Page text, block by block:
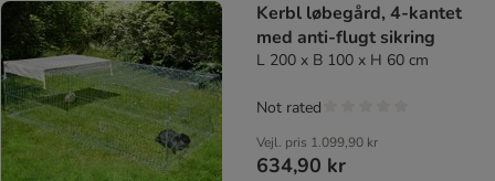
Kerbl løbegård, 4-kantet
med anti-flugt sikring
L 200 x B 100 x H 60 cm
Vejl. pris 1.099,90 kr
634,90 kr
Not rated